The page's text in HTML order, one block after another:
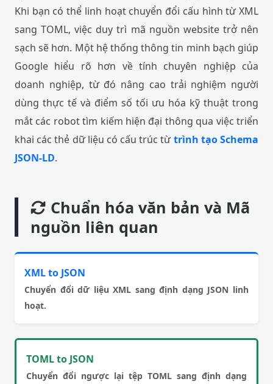
Khi bạn có thể linh hoạt chuyển đổi cấu hình từ XML
sang TOML, việc duy trì mã nguồn website trở nên
sạch sẽ hơn. Một hệ thống thông tin minh bạch giúp
Google hiểu rõ hơn về tính chuyên nghiệp của
doanh nghiệp, từ đó nâng cao trải nghiệm người
dùng thực tế và điểm số tối ưu hóa kỹ thuật trong
mắt các robot tìm kiếm hiện đại thông qua việc triển
khai các thẻ dữ liệu có cấu trúc từtrình tạo Schema
JSON-LD.
Chuẩn hóa văn bản và Mã
nguồn liên quan
XML to JSON
Chuyển đổi dữ liệu XML sang định dạng JSON linh
hoạt.
TOML to JSON
Chuyển đổi ngược lại tệp TOML sang định dạng